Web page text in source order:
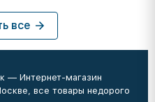
все
— Интернет-магазин
все товары недорого